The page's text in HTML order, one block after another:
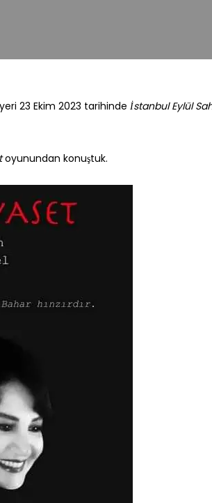
23 Ekim 2023 tarihinde İstanbul Eylül
oyunundan konuştuk.